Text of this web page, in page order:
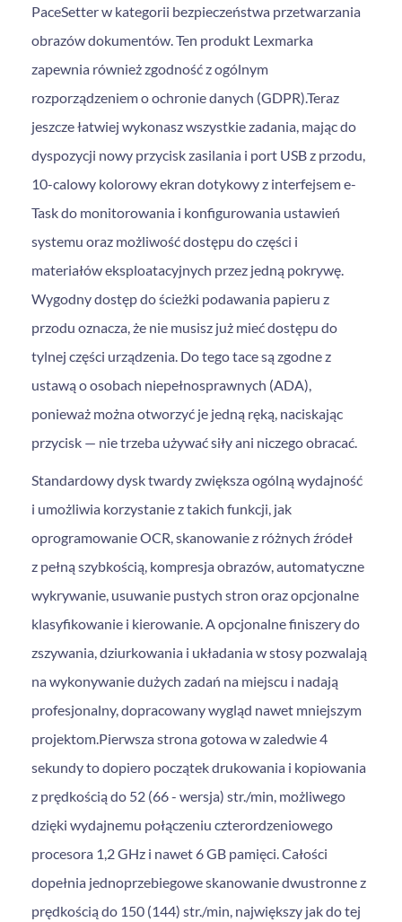
PaceSetter w kategorii bezpieczeństwa przetwarzania
obrazów dokumentów. Ten produkt Lexmarka
zapewnia również zgodność z ogólnym
rozporządzeniem o ochronie danych (GDPR).Teraz
jeszcze łatwiej wykonasz wszystkie zadania, mając do
dyspozycji nowy przycisk zasilania i port USB z przodu,
10-calowy kolorowy ekran dotykowy z interfejsem e-
Task do monitorowania i konfigurowania ustawień
systemu oraz możliwość dostępu do części i
materiałów eksploatacyjnych przez jedną pokrywę.
Wygodny dostęp do ścieżki podawania papieru z
przodu oznacza, że nie musisz już mieć dostępu do
tylnej części urządzenia. Do tego tace są zgodne z
ustawą o osobach niepełnosprawnych (ADA),
ponieważ można otworzyć je jedną ręką, naciskając
przycisk — nie trzeba używać siły ani niczego obracać.
Standardowy dysk twardy zwiększa ogólną wydajność
i umożliwia korzystanie z takich funkcji, jak
oprogramowanie OCR, skanowanie z różnych źródeł
z pełną szybkością, kompresja obrazów, automatyczne
wykrywanie, usuwanie pustych stron oraz opcjonalne
klasyfikowanie i kierowanie. A opcjonalne finiszery do
zszywania, dziurkowania i układania w stosy pozwalają
na wykonywanie dużych zadań na miejscu i nadają
profesjonalny, dopracowany wygląd nawet mniejszym
projektom.Pierwsza strona gotowa w zaledwie 4
sekundy to dopiero początek drukowania i kopiowania
z prędkością do 52 (66 - wersja) str./min, możliwego
dzięki wydajnemu połączeniu czterordzeniowego
procesora 1,2 GHz i nawet 6 GB pamięci. Całości
dopełnia jednoprzebiegowe skanowanie dwustronne z
prędkością do 150 (144) str./min, największy jak do tej